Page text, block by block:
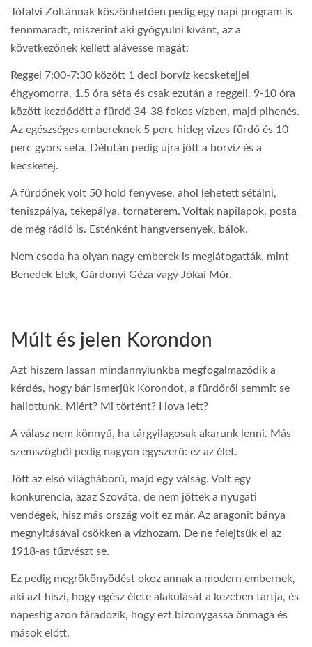
Tófalvi Zoltánnak köszönhetően pedig egy napi program is
fennmaradt, miszerint aki gyógyulni kívánt, az a
következőnek kellett alávesse magát:
Reggel 7:00-7:30 között 1 deci borvíz kecsketejjel
éhgyomorra. 1.5 óra séta és csak ezután a reggeli. 9-10 óra
között kezdődött a fürdő 34-38 fokos vízben, majd pihenés.
Az egészséges embereknek 5 perc hideg vizes fürdő és 10
perc gyors séta. Délután pedig újra jött a borvíz és a
kecsketej.
A fürdőnek volt 50 hold fenyvese, ahol lehetett sétálni,
teniszpálya, tekepálya, tornaterem. Voltak napilapok, posta
de még rádió is. Esténként hangversenyek, bálok.
Nem csoda ha olyan nagy emberek is meglátogatták, mint
Benedek Elek, Gárdonyi Géza vagy Jókai Mór.
Múlt és jelen Korondon
Azt hiszem lassan mindannyiunkba megfogalmazódik a
kérdés, hogy bár ismerjük Korondot, a fürdőről semmit se
hallottunk. Miért? Mi történt? Hova lett?
A válasz nem könnyű, ha tárgyilagosak akarunk lenni. Más
szemszögből pedig nagyon egyszerű: ez az élet.
Jött az első világháború, majd egy válság. Volt egy
konkurencia, azaz Szováta, de nem jöttek a nyugati
vendégek, hisz más ország volt ez már. Az aragonit bánya
megnyitásával csökken a vízhozam. De ne felejtsük el az
1918-as tűzvészt se.
Ez pedig megrökönyödést okoz annak a modern embernek,
aki azt hiszi, hogy egész élete alakulását a kezében tartja, és
napestig azon fáradozik, hogy ezt bizonygassa önmaga és
mások előtt.